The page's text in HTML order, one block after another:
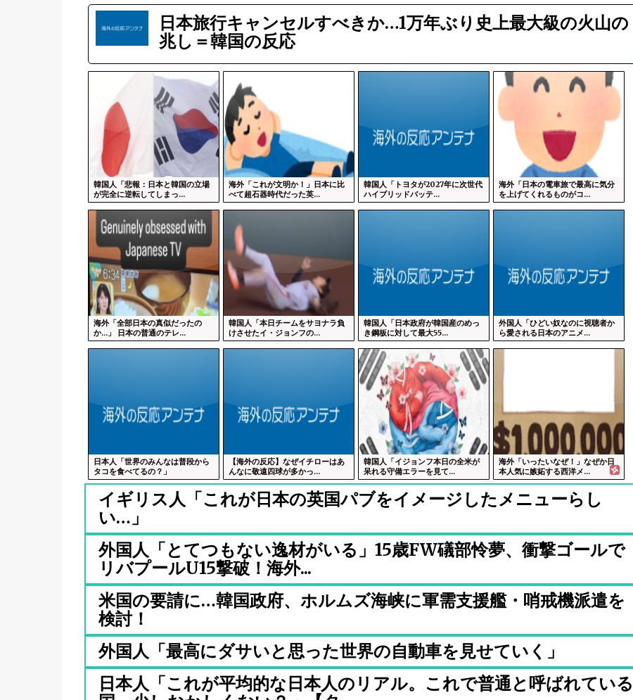
日本旅行キャンセルすべきか…1万年ぶり史上最大級の火山の
兆し＝韓国の反応
韓国人「悲報：日本と韓国の立場
が完全に逆転してしまっ...
海外「これが文明か！」日本に比
べて超石器時代だった英...
韓国人「トヨタが2027年に次世代
ハイブリッドバッテ...
海外「日本の電車旅で最高に気分
を上げてくれるものがコ...
海外「全部日本の真似だったの
か…」 日本の普通のテレ...
韓国人「本日チームをサヨナラ負
けさせたイ・ジョンフの...
韓国人「日本政府が韓国産のめっ
き鋼板に対して最大55...
外国人「ひどい奴なのに視聴者か
ら愛される日本のアニメ...
日本人「世界のみんなは普段から
タコを食べてるの？」
【海外の反応】なぜイチローはあ
んなに敬遠四球が多かっ...
韓国人「イジョンフ本日の全米が
呆れる守備エラーを見て...
海外「いったいなぜ！」なぜか日
本人気に嫉妬する西洋メ...
イギリス人「これが日本の英国パブをイメージしたメニューらし
い…」
外国人「とてつもない逸材がいる」15歳FW礒部怜夢、衝撃ゴールで
リバプールU15撃破！海外...
米国の要請に…韓国政府、ホルムズ海峡に軍需支援艦・哨戒機派遣を
検討！
外国人「最高にダサいと思った世界の自動車を見せていく」
日本人「これが平均的な日本人のリアル。これで普通と呼ばれている